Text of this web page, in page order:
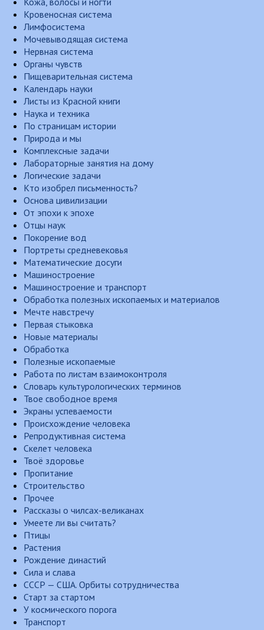
Кровеносная система
Лимфосистема
Мочевыводящая система
Нервная система
Органы чувств
Пищеварительная система
Календарь науки
Листы из Красной книги
Наука и техника
По страницам истории
Природа и мы
Комплексные задачи
Лабораторные занятия на дому
Логические задачи
Кто изобрел письменность?
Основа цивилизации
От эпохи к эпохе
Отцы наук
Покорение вод
Портреты средневековья
Математические досуги
Машиностроение
Машиностроение и транспорт
Обработка полезных ископаемых и материалов
Мечте навстречу
Первая стыковка
Новые материалы
Обработка
Полезные ископаемые
Работа по листам взаимоконтроля
Словарь культурологических терминов
Твое свободное время
Экраны успеваемости
Происхождение человека
Репродуктивная система
Скелет человека
Твоё здоровье
Пропитание
Строительство
Прочее
Рассказы о чилсах-великанах
Умеете ли вы считать?
Птицы
Растения
Рождение династий
Сила и слава
СССР — США. Орбиты сотрудничества
Старт за стартом
У космического порога
Транспорт